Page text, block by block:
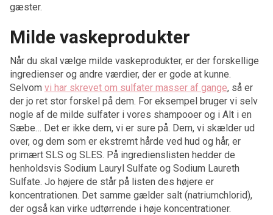
gæster.
Milde vaskeprodukter
Når du skal vælge milde vaskeprodukter, er der forskellige
ingredienser og andre værdier, der er gode at kunne.
Selvom vi har skrevet om sulfater masser af gange, så er
der jo ret stor forskel på dem. For eksempel bruger vi selv
nogle af de milde sulfater i vores shampooer og i Alt i en
Sæbe… Det er ikke dem, vi er sure på. Dem, vi skælder ud
over, og dem som er ekstremt hårde ved hud og hår, er
primært SLS og SLES. På ingredienslisten hedder de
henholdsvis Sodium Lauryl Sulfate og Sodium Laureth
Sulfate. Jo højere de står på listen des højere er
koncentrationen. Det samme gælder salt (natriumchlorid),
der også kan virke udtørrende i høje koncentrationer.